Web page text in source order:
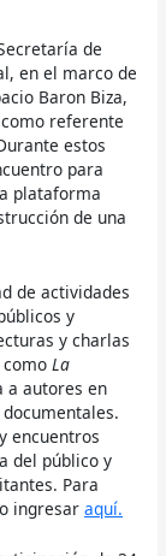
de
en el marco de
Baron Biza,
referente
estos
para
plataforma
de una
de actividades
y
y charlas
comoLa
a autores en
encuentros
del público y
Para
ingresaraquí.